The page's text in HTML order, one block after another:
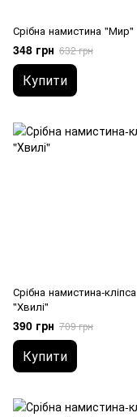
Срібна намистина "Мир"
348 грн 632 грн
Купити
Срібна намистина-кліпса
"Хвилі"
390 грн 709 грн
Купити